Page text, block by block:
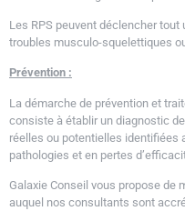
Les RPS peuvent déclencher
troubles musculo-squelettiques
Prévention :
La démarche de prévention et
consiste à établir un diagnostic
réelles ou potentielles identifiées
pathologies et en pertes
Galaxie Conseil vous propose de
auquel nos consultants sont